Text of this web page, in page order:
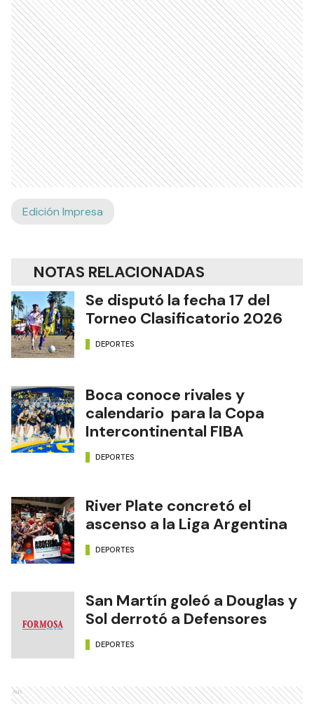
Edición Impresa
NOTAS RELACIONADAS
Se disputó la fecha 17 del
Torneo Clasificatorio 2026
DEPORTES
Boca conoce rivales y
calendario para la Copa
Intercontinental FIBA
DEPORTES
River Plate concretó el
ascenso a la Liga Argentina
DEPORTES
San Martín goleó a Douglas y
Sol derrotó a Defensores
DEPORTES
Ads